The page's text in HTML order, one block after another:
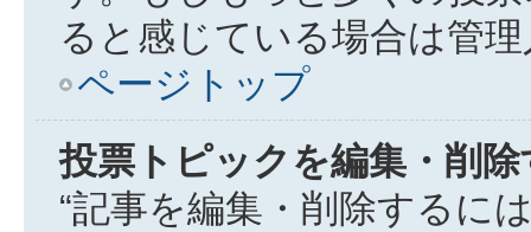
ると感じている場合は管
ページトップ
投票トピックを編集・削
“記事を編集・削除するに